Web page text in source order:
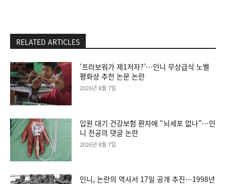
RELATED ARTICLES
‘프라보워가 제1저자?’…인니 무상급식 노벨
평화상 추천 논문 논란
2026년 8월 7일
입원 대기 건강보험 환자에 “뇌세포 없나”…인
니 전공의 댓글 논란
2026년 8월 7일
인니, 논란의 역사서 17일 공개 추진…1998년